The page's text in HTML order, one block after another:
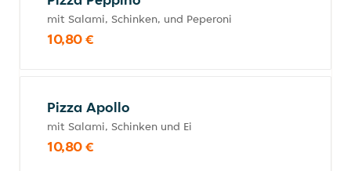
mit Salami, Schinken, und Peperoni
10,80 €
Pizza Apollo
mit Salami, Schinken und Ei
10,80 €